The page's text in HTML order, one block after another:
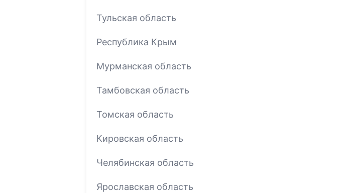
Тульская область
Республика Крым
Мурманская область
Тамбовская область
Томская область
Кировская область
Челябинская область
Ярославская область